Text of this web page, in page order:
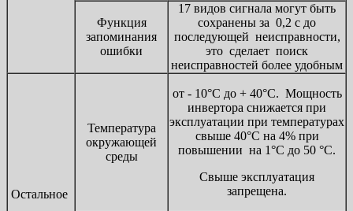
Функция
запоминания
ошибки
17 видов сигнала могут быть
сохранены за 0,2 с до
последующей неисправности,
это сделает поиск
неисправностей более удобным
Остальное
Температура
окружающей
среды
от - 10°С до + 40°С. Мощность
инвертора снижается при
эксплуатации при температурах
свыше 40°С на 4% при
повышении на 1°С до 50 °С.
Свыше эксплуатация
запрещена.